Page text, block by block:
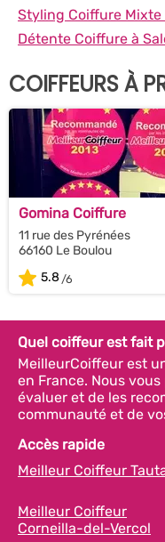
Styling Coiffure Mixte
Détente Coiffure à
COIFFEURS À
Gomina Coiffure
11 rue des Pyrénées
66160 Le Boulou
5.8
Quel coiffeur est fait
MeilleurCoiffeur est
en France. Nous
évaluer et de les
communauté et de
Accès rapide
Meilleur Coiffeur
Meilleur Coiffeur
Corneilla-del-Vercol